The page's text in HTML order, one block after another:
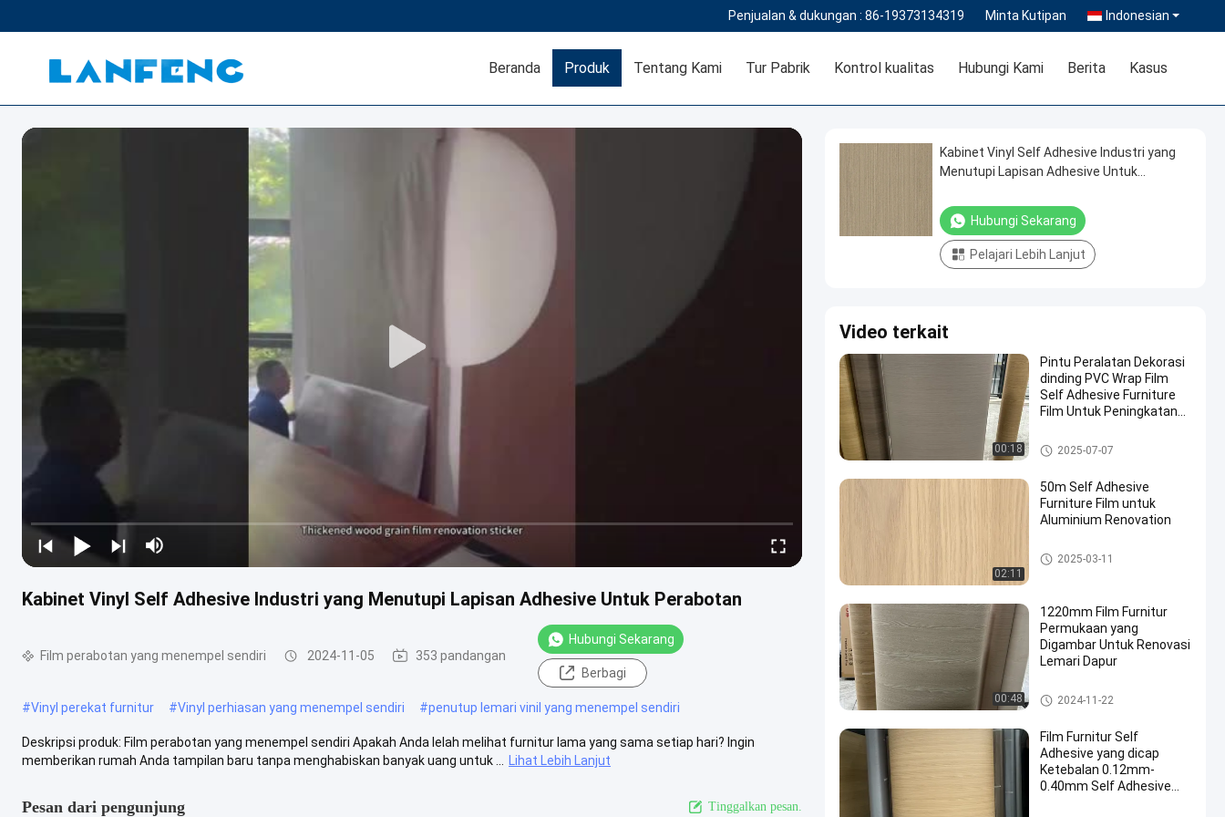
Penjualan & dukungan : 86-19373134319 Minta Kutipan Indonesian
Beranda Produk Tentang Kami Tur Pabrik Kontrol kualitas Hubungi Kami Berita Kasus
Kabinet Vinyl Self Adhesive Industri yang Menutupi Lapisan Adhesive Untuk Perabotan
Film perabotan yang menempel sendiri 2024-11-05 353 pandangan
Hubungi Sekarang
Berbagi
#Vinyl perekat furnitur #Vinyl perhiasan yang menempel sendiri #penutup lemari vinil yang menempel sendiri
Deskripsi produk: Film perabotan yang menempel sendiri Apakah Anda lelah melihat furnitur lama yang sama setiap hari? Ingin
memberikan rumah Anda tampilan baru tanpa menghabiskan banyak uang untuk ...
Lihat Lebih Lanjut
Pesan dari pengunjung Tinggalkan pesan.
Kabinet Vinyl Self Adhesive Industri yang
Menutupi Lapisan Adhesive Untuk
Hubungi Sekarang
Pelajari Lebih Lanjut
Video terkait
00:18
Pintu Peralatan Dekorasi
dinding PVC Wrap Film
Self Adhesive Furniture
Film Untuk Peningkatan
Furnitur
Film perabotan yang menempe
l sendiri
2025-07-07
02:11
50m Self Adhesive
Furniture Film untuk
Aluminium Renovation
Film perabotan yang menempe
l sendiri
2025-03-11
00:48
1220mm Film Furnitur
Permukaan yang
Digambar Untuk Renovasi
Lemari Dapur
Film perabotan yang menempe
l sendiri
2024-11-22
Film Furnitur Self
Adhesive yang dicap
Ketebalan 0.12mm-
0.40mm Self Adhesive